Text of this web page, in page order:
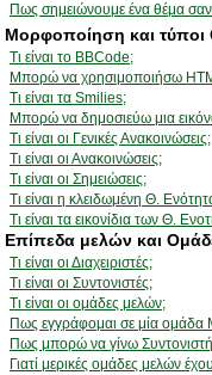
Πως σημειώνουμε ένα θέμα
Μορφοποίηση και τύποι
Τι είναι το BBCode;
Μπορώ να χρησιμοποιήσω
Τι είναι τα Smilies;
Μπορώ να δημοσιεύω μια
Τι είναι οι Γενικές Ανακοινώσεις;
Τι είναι οι Ανακοινώσεις;
Τι είναι οι Σημειώσεις;
Τι είναι η κλειδωμένη Θ.
Τι είναι τα εικονίδια των Θ.
Επίπεδα μελών και
Τι είναι οι Διαχειριστές;
Τι είναι οι Συντονιστές;
Τι είναι οι ομάδες μελών;
Πως εγγράφομαι σε μία ομάδα
Πως μπορώ να γίνω
Γιατί μερικές ομάδες μελών